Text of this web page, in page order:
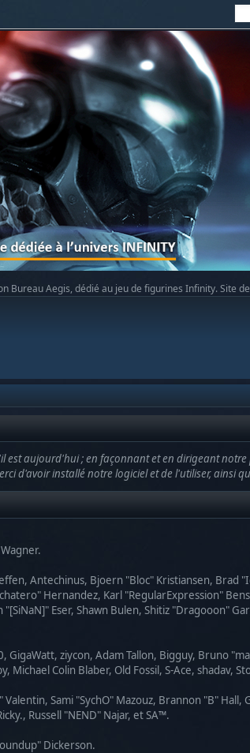
Bureau Aegis, dédié au jeu de figurines Infinity. Site
est aujourd'hui ; en façonnant et en dirigeant
d'avoir installé notre logiciel et de l'utiliser, ainsi
Antechinus, Bjoern "Bloc" Kristiansen, Brad
Hernandez, Karl "RegularExpression"
Eser, Shawn Bulen, Shitiz "Dragooon"
ziycon, Adam Tallon, Bigguy, Bruno
Colin Blaber, Old Fossil, S-Ace, shadav,
Sami "SychO" Mazouz, Brannon "B" Hall,
Russell "NEND" Najar, et SA™.
Dickerson.